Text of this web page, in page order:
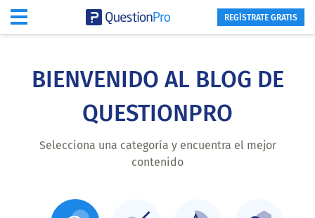
content
REGÍSTRATE GRATIS
BIENVENIDO AL BLOG DE
QUESTIONPRO
Selecciona una categoría y encuentra el mejor
contenido